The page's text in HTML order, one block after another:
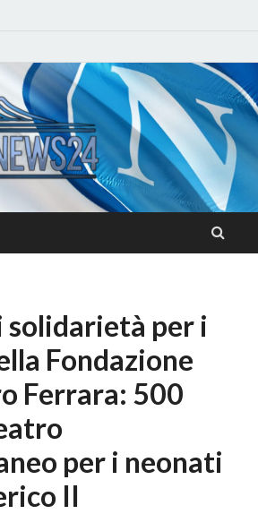
–
Napoli
Moda e
Cultura
Notizie sulla citta di
Napoli e Campania
Eventi, Sport
per i
Fondazione
Ferrara: 500
per i neonati
II